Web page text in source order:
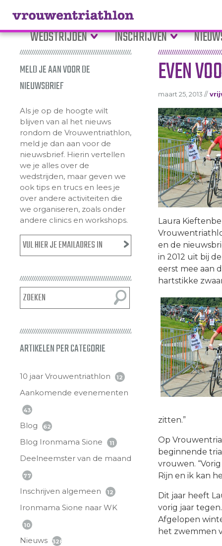
WEDSTRIJDEN INSCHRIJVEN
MELD JE AAN VOOR DE
NIEUWSBRIEF
Als je op de hoogte wilt
blijven van al het nieuws
rondom de Vrouwentriathlon,
meld je dan aan voor de
nieuwsbrief. Hierin vertellen
we je alles over de
wedstrijden, maar geven we
ook tips en trucs en lees je
over andere activiteiten die
we organiseren, zoals onder
andere clinics en workshops.
ARTIKELEN PER CATEGORIE
10 jaar Vrouwentriathlon 12
Aankomende evenementen
43
Blog 62
Blog Ironmama Sione 11
Deelneemster van de maand
77
Inschrijven algemeen 12
Ironmama Sione naar WK
10
Nieuws 328
EVEN
maart 25, 2013 //
Laura
en de
in 2012 uit bij
eerst mee aan
hartstikke
zitten.”
Op
beginnende
vrouwen.
Rijn en ik kan
Dit jaar heeft
vorig jaar
Afgelopen
het zwemmen